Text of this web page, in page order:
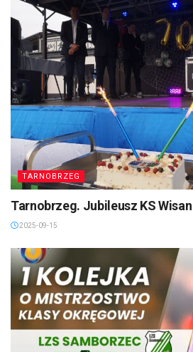
TARNOBRZEG
Tarnobrzeg. Jubileusz KS
2025-09-15